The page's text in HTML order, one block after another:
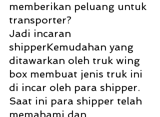
memberikan peluang untuk
transporter?
Jadi incaran
shipperKemudahan yang
ditawarkan oleh truk wing
box membuat jenis truk ini
di incar oleh para shipper.
Saat ini para shipper telah
memahami dan